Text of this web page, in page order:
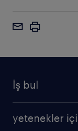
İş bul
yetenekler